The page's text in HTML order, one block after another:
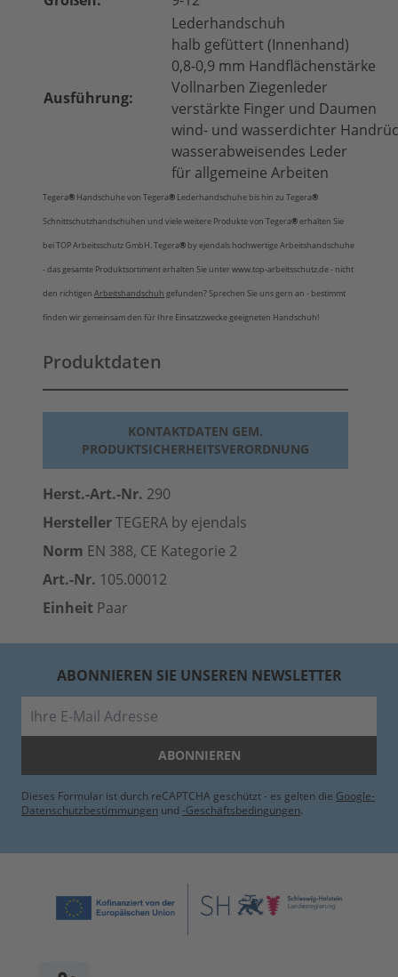
Ausführung:
Lederhandschuh
halb gefüttert (Innenhand)
0,8-0,9 mm Handflächenstärke
Vollnarben Ziegenleder
verstärkte Finger und Daumen
wind- und wasserdichter
wasserabweisendes Leder
für allgemeine Arbeiten
Tegera® Handschuhevon Tegera® Lederhandschuhe bis hin zu Tegera®
Schnittschutzhandschuhen und viele weitere Produkte von Tegera®erhalten Sie
bei TOP Arbeitsschutz GmbH. Tegera® by ejendals hochwertige Arbeitshandschuhe
- das gesamte Produktsortiment erhalten Sie unter www.top-arbeitsschutz.de - nicht
den richtigen Arbeitshandschuh gefunden? Sprechen Sie uns gern an - bestimmt
finden wir gemeinsam den für Ihre Einsatzzwecke geeigneten Handschuh!
Produktdaten
KONTAKTDATEN GEM.
PRODUKTSICHERHEITSVERORDNUNG
Herst.-Art.-Nr. 290
HerstellerTEGERA by ejendals
Norm EN 388, CE Kategorie 2
Art.-Nr. 105.00012
Einheit Paar
ABONNIEREN SIE UNSEREN NEWSLETTER
ABONNIEREN
Dieses Formular ist durch reCAPTCHA geschützt - es gelten die Google-
Datenschutzbestimmungen und -Geschäftsbedingungen.